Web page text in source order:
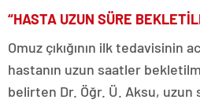
“HASTA UZUN SÜRE
Omuz çıkığının ilk tedavisinin
hastanın uzun saatler
belirten Dr. Öğr. Ü. Aksu,